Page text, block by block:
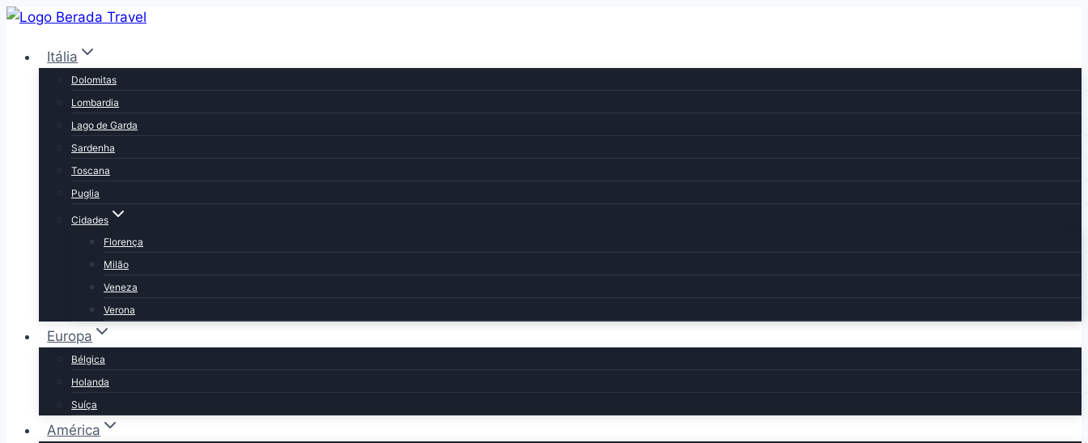
Pular
Itália
Dolomitas
Lombardia
Lago de Garda
Sardenha
Toscana
Puglia
Cidades
Florença
Milão
Veneza
Verona
Europa
Bélgica
Holanda
Suíça
América